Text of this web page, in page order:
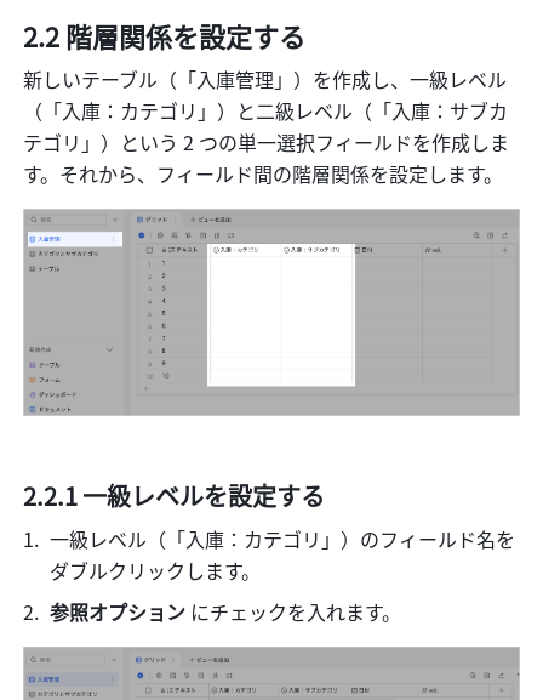
2.2 階層関係を設定する
新しいテーブル（「入庫管理」）を作成し、一級レベル
（「入庫：カテゴリ」）と二級レベル（「入庫：サブカ
テゴリ」）という 2 つの単一選択フィールドを作成しま
す。それから、フィールド間の階層関係を設定します。
2.2.1 一級レベルを設定する
一級レベル（「入庫：カテゴリ」）のフィールド名を
ダブルクリックします。
参照オプション にチェックを入れます。